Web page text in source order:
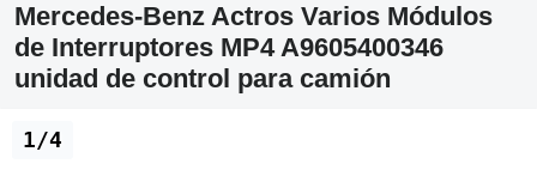
Mercedes-Benz Actros Varios Módulos
de Interruptores MP4 A9605400346
unidad de control para camión
1/4